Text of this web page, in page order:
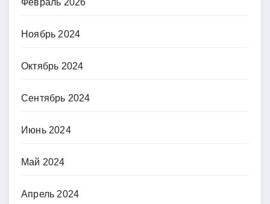
Ноябрь 2024
Октябрь 2024
Сентябрь 2024
Июнь 2024
Май 2024
Апрель 2024